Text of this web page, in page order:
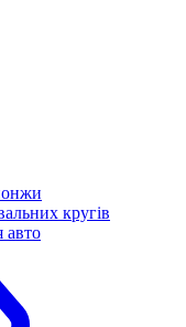
кругів
авто